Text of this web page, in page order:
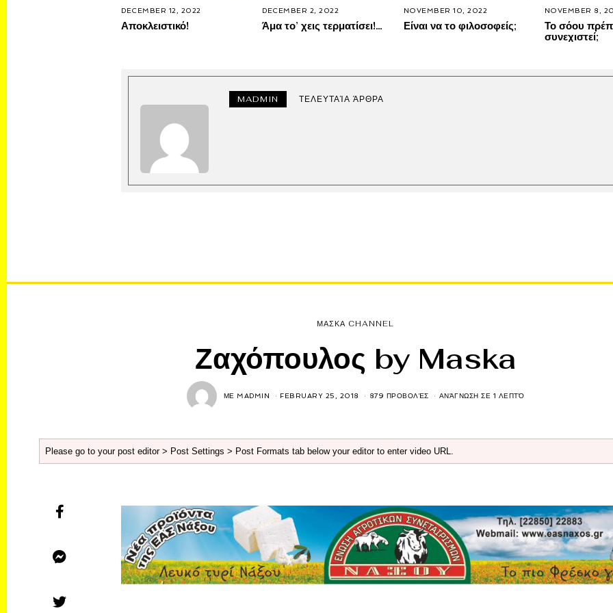
DECEMBER 12, 2022
Αποκλειστικό!
DECEMBER 2, 2022
Άμα το’ χεις τερματίσει!…
NOVEMBER 10, 2022
Είναι να το φιλοσοφείς;
NOVEMBER 8,
Το σόου
συνεχιστεί;
MADMIN ΤΕΛΕΥΤΑΊΑ ΆΡΘΡΑ
ΜΑΣΚΑ CHANNEL
Ζαχόπουλος by Maska
ΜΕ MADMIN FEBRUARY 25, 2018 879 ΠΡΟΒΟΛΈΣ ΑΝΆΓΝΩΣΗ ΣΕ 1 ΛΕΠΤΌ
Please go to your post editor > Post Settings > Post Formats tab below your editor to enter video URL.